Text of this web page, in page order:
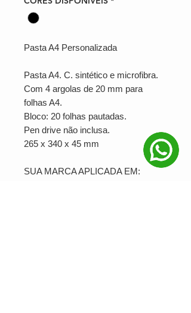
Pasta A4 Personalizada
Pasta A4. C. sintético e microfibra.
Com 4 argolas de 20 mm para
folhas A4.
Bloco: 20 folhas pautadas.
Pen drive não inclusa.
265 x 340 x 45 mm
SUA MARCA APLICADA EM: